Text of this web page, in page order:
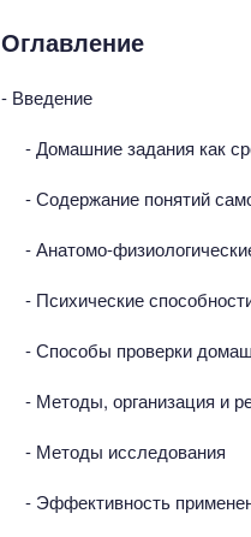
Оглавление
- Введение
- Домашние задания как
- Содержание понятий
- Анатомо-
- Психические
- Способы проверки
- Методы, организация и
- Методы исследования
- Эффективность